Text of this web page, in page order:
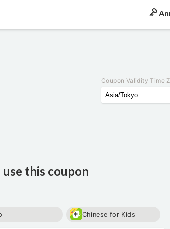
Coupon Validity Time
this coupon
Chinese for Kids